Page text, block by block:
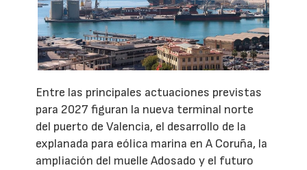
Entre las principales actuaciones previstas
para 2027 figuran la nueva terminal norte
del puerto de Valencia, el desarrollo de la
explanada para eólica marina en A Coruña, la
ampliación del muelle Adosado y el futuro